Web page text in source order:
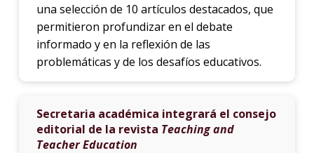
una selección de 10 artículos destacados, que
permitieron profundizar en el debate
informado y en la reflexión de las
problemáticas y de los desafíos educativos.
Secretaria académica integrará el consejo
editorial de la revista Teaching and
Teacher Education